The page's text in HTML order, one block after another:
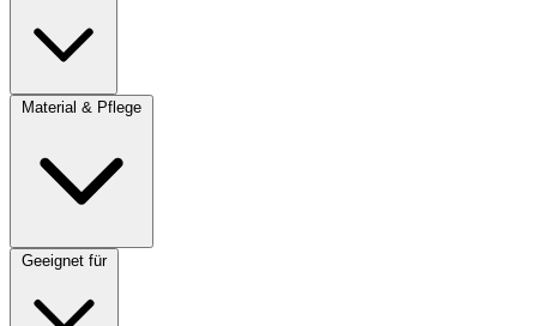
Material & Pflege
Geeignet für